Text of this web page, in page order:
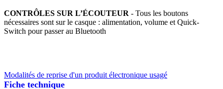
Fiche technique
CONTRÔLES SUR L’ÉCOUTEUR - Tous les boutons
nécessaires sont sur le casque : alimentation, volume et Quick-
Switch pour passer au Bluetooth
Modalités de reprise d'un produit électronique usagé